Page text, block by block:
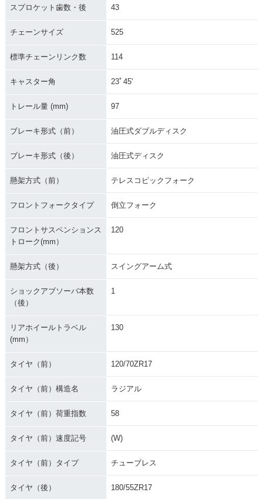
スプロケット歯数・後 43
チェーンサイズ 525
標準チェーンリンク数 114
キャスター角 23ﾟ45'
トレール量 (mm) 97
ブレーキ形式（前） 油圧式ダブルディスク
ブレーキ形式（後） 油圧式ディスク
懸架方式（前） テレスコピックフォーク
フロントフォークタイプ 倒立フォーク
フロントサスペンションス
トローク(mm）
120
懸架方式（後） スイングアーム式
ショックアブソーバ本数
（後）
1
リアホイールトラベル
(mm）
130
タイヤ（前） 120/70ZR17
タイヤ（前）構造名 ラジアル
タイヤ（前）荷重指数 58
タイヤ（前）速度記号 (W)
タイヤ（前）タイプ チューブレス
タイヤ（後） 180/55ZR17